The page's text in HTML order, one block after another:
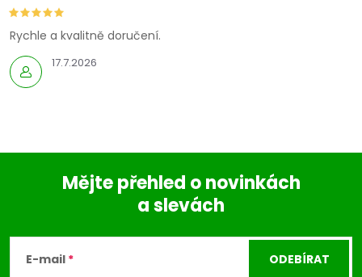
17.7.2026
Rychle a kvalitně doručení.
Mějte přehled o novinkách
a slevách
E-mail ODEBÍRAT